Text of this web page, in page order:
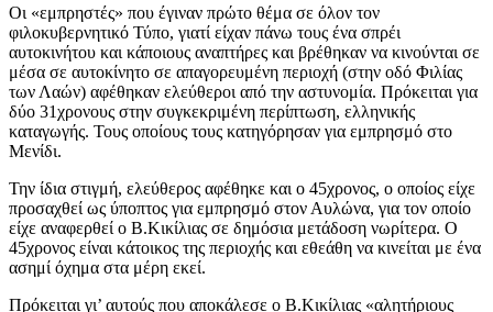
Οι «εμπρηστές» που έγιναν πρώτο θέμα σε όλον τον
φιλοκυβερνητικό Τύπο, γιατί είχαν πάνω τους ένα σπρέι
αυτοκινήτου και κάποιους αναπτήρες και βρέθηκαν να κινούνται σε
μέσα σε αυτοκίνητο σε απαγορευμένη περιοχή (στην οδό Φιλίας
των Λαών) αφέθηκαν ελεύθεροι από την αστυνομία. Πρόκειται για
δύο 31χρονους στην συγκεκριμένη περίπτωση, ελληνικής
καταγωγής. Τους οποίους τους κατηγόρησαν για εμπρησμό στο
Μενίδι.
Την ίδια στιγμή, ελεύθερος αφέθηκε και ο 45χρονος, ο οποίος είχε
προσαχθεί ως ύποπτος για εμπρησμό στον Αυλώνα, για τον οποίο
είχε αναφερθεί ο Β.Κικίλιας σε δημόσια μετάδοση νωρίτερα. Ο
45χρονος είναι κάτοικος της περιοχής και εθεάθη να κινείται με ένα
ασημί όχημα στα μέρη εκεί.
Πρόκειται γι’ αυτούς που αποκάλεσε ο Β.Κικίλιας «αλητήριους